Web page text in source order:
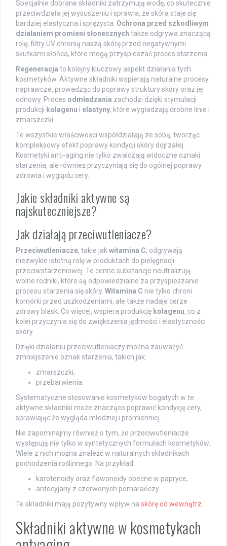
Specjalnie dobrane składniki zatrzymują wodę, co skutecznie
przeciwdziała jej wysuszeniu i sprawia, że skóra staje się
bardziej elastyczna i sprężysta. Ochrona przed szkodliwym
działaniem promieni słonecznych także odgrywa znaczącą
rolę; filtry UV chronią naszą skórę przed negatywnymi
skutkami słońca, które mogą przyspieszać proces starzenia.
Regeneracja to kolejny kluczowy aspekt działania tych
kosmetyków. Aktywne składniki wspierają naturalne procesy
naprawcze, prowadząc do poprawy struktury skóry oraz jej
odnowy. Proces odmładzania zachodzi dzięki stymulacji
produkcji kolagenu i elastyny, które wygładzają drobne linie i
zmarszczki.
Te wszystkie właściwości współdziałają ze sobą, tworząc
kompleksowy efekt poprawy kondycji skóry dojrzałej.
Kosmetyki anti-aging nie tylko zwalczają widoczne oznaki
starzenia, ale również przyczyniają się do ogólnej poprawy
zdrowia i wyglądu cery.
Jakie składniki aktywne są
najskuteczniejsze?
Jak działają przeciwutleniacze?
Przeciwutleniacze, takie jak witamina C, odgrywają
niezwykle istotną rolę w produktach do pielęgnacji
przeciwstarzeniowej. Te cenne substancje neutralizują
wolne rodniki, które są odpowiedzialne za przyspieszanie
procesu starzenia się skóry. Witamina C nie tylko chroni
komórki przed uszkodzeniami, ale także nadaje cerze
zdrowy blask. Co więcej, wspiera produkcję kolagenu, co z
kolei przyczynia się do zwiększenia jędrności i elastyczności
skóry.
Dzięki działaniu przeciwutleniaczy można zauważyć
zmniejszenie oznak starzenia, takich jak:
zmarszczki,
przebarwienia.
Systematyczne stosowanie kosmetyków bogatych w te
aktywne składniki może znacząco poprawić kondycję cery,
sprawiając że wygląda młodziej i promienniej.
Nie zapominajmy również o tym, że przeciwutleniacze
występują nie tylko w syntetycznych formułach kosmetyków.
Wiele z nich można znaleźć w naturalnych składnikach
pochodzenia roślinnego. Na przykład:
karotenoidy oraz flawonoidy obecne w papryce,
antocyjany z czerwonych pomarańczy.
Te składniki mają pozytywny wpływ na skórę od wewnątrz
Składniki aktywne w kosmetykach